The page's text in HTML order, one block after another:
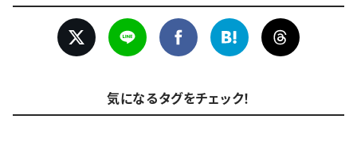
気になるタグをチェック！